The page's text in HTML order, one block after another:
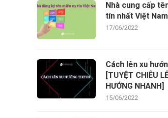
Nhà cung cấp
tín nhất Việt Nam
17/06/2022
Cách lên xu
[TUYỆT CHIÊU
HƯỚNG NHANH]
15/06/2022